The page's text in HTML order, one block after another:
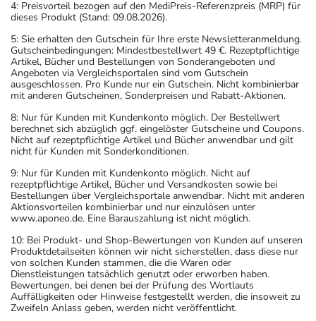
4: Preisvorteil bezogen auf den MediPreis-Referenzpreis (MRP) für
dieses Produkt (Stand: 09.08.2026).
5: Sie erhalten den Gutschein für Ihre erste Newsletteranmeldung.
Gutscheinbedingungen: Mindestbestellwert 49 €. Rezeptpflichtige
Artikel, Bücher und Bestellungen von Sonderangeboten und
Angeboten via Vergleichsportalen sind vom Gutschein
ausgeschlossen. Pro Kunde nur ein Gutschein. Nicht kombinierbar
mit anderen Gutscheinen, Sonderpreisen und Rabatt-Aktionen.
8: Nur für Kunden mit Kundenkonto möglich. Der Bestellwert
berechnet sich abzüglich ggf. eingelöster Gutscheine und Coupons.
Nicht auf rezeptpflichtige Artikel und Bücher anwendbar und gilt
nicht für Kunden mit Sonderkonditionen.
9: Nur für Kunden mit Kundenkonto möglich. Nicht auf
rezeptpflichtige Artikel, Bücher und Versandkosten sowie bei
Bestellungen über Vergleichsportale anwendbar. Nicht mit anderen
Aktionsvorteilen kombinierbar und nur einzulösen unter
www.aponeo.de. Eine Barauszahlung ist nicht möglich.
10: Bei Produkt- und Shop-Bewertungen von Kunden auf unseren
Produktdetailseiten können wir nicht sicherstellen, dass diese nur
von solchen Kunden stammen, die die Waren oder
Dienstleistungen tatsächlich genutzt oder erworben haben.
Bewertungen, bei denen bei der Prüfung des Wortlauts
Auffälligkeiten oder Hinweise festgestellt werden, die insoweit zu
Zweifeln Anlass geben, werden nicht veröffentlicht.